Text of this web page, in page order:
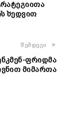
ხედვით
შემდეგი
ფრიდმა
მიმართა